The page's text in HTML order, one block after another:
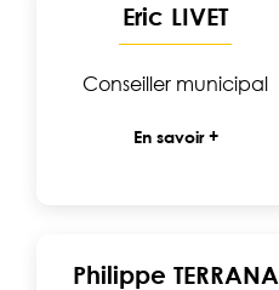
Eric LIVET
Conseiller municipal
En savoir +
Philippe TERRANA